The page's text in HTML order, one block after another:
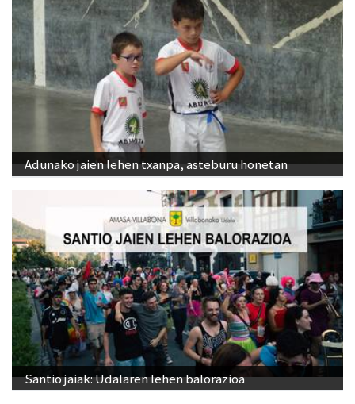
Adunako jaien lehen txanpa, asteburu honetan
Santio jaiak: Udalaren lehen balorazioa